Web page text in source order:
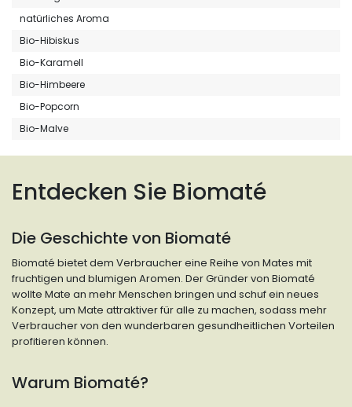
natürliches Aroma
Bio-Hibiskus
Bio-Karamell
Bio-Himbeere
Bio-Popcorn
Bio-Malve
Entdecken Sie Biomaté
Die Geschichte von Biomaté
Biomaté bietet dem Verbraucher eine Reihe von Mates mit
fruchtigen und blumigen Aromen. Der Gründer von Biomaté
wollte Mate an mehr Menschen bringen und schuf ein neues
Konzept, um Mate attraktiver für alle zu machen, sodass mehr
Verbraucher von den wunderbaren gesundheitlichen Vorteilen
profitieren können.
Warum Biomaté?